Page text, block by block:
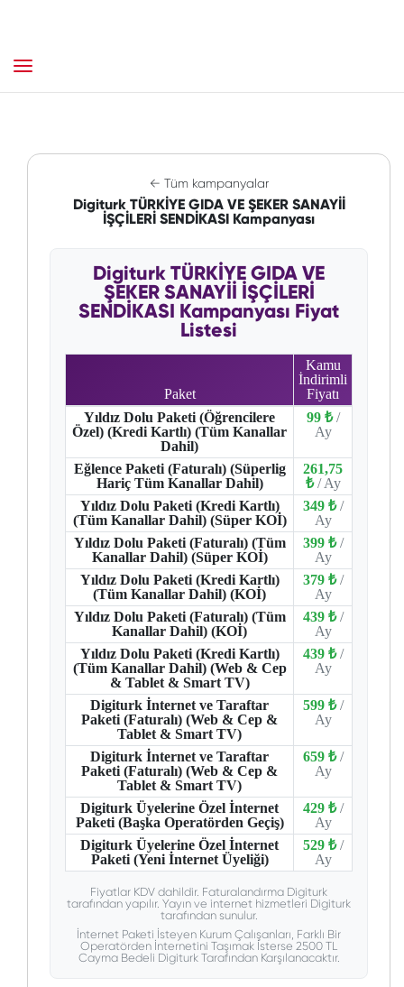
← Tüm kampanyalar
Digiturk TÜRKİYE GIDA VE ŞEKER SANAYİİ
İŞÇİLERİ SENDİKASI Kampanyası
Digiturk TÜRKİYE GIDA VE
ŞEKER SANAYİİ İŞÇİLERİ
SENDİKASI Kampanyası Fiyat
Listesi
Paket
Kamu
İndirimli
Fiyatı
Yıldız Dolu Paketi (Öğrencilere
Özel) (Kredi Kartlı) (Tüm Kanallar
Dahil)
99 ₺ /
Ay
Eğlence Paketi (Faturalı) (Süperlig
Hariç Tüm Kanallar Dahil)
261,75
₺ / Ay
Yıldız Dolu Paketi (Kredi Kartlı)
(Tüm Kanallar Dahil) (Süper KOİ)
349 ₺ /
Ay
Yıldız Dolu Paketi (Faturalı) (Tüm
Kanallar Dahil) (Süper KOİ)
399 ₺ /
Ay
Yıldız Dolu Paketi (Kredi Kartlı)
(Tüm Kanallar Dahil) (KOİ)
379 ₺ /
Ay
Yıldız Dolu Paketi (Faturalı) (Tüm
Kanallar Dahil) (KOİ)
439 ₺ /
Ay
Yıldız Dolu Paketi (Kredi Kartlı)
(Tüm Kanallar Dahil) (Web & Cep
& Tablet & Smart TV)
439 ₺ /
Ay
Digiturk İnternet ve Taraftar
Paketi (Faturalı) (Web & Cep &
Tablet & Smart TV)
599 ₺ /
Ay
Digiturk İnternet ve Taraftar
Paketi (Faturalı) (Web & Cep &
Tablet & Smart TV)
659 ₺ /
Ay
Digiturk Üyelerine Özel İnternet
Paketi (Başka Operatörden Geçiş)
429 ₺ /
Ay
Digiturk Üyelerine Özel İnternet
Paketi (Yeni İnternet Üyeliği)
529 ₺ /
Ay
Fiyatlar KDV dahildir. Faturalandırma Digiturk
tarafından yapılır. Yayın ve internet hizmetleri Digiturk
tarafından sunulur.
İnternet Paketi İsteyen Kurum Çalışanları, Farklı Bir
Operatörden İnternetini Taşımak İsterse 2500 TL
Cayma Bedeli Digiturk Tarafından Karşılanacaktır.